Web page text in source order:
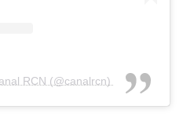
RCN (@canalrcn)